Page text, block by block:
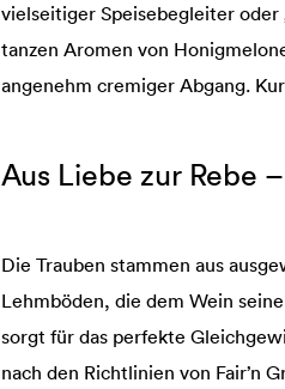
vielseitiger Speisebegleiter oder
tanzen Aromen von
angenehm cremiger Abgang.
Aus Liebe zur Rebe
Die Trauben stammen aus
Lehmböden, die dem Wein
sorgt für das perfekte
nach den Richtlinien von Fair’n